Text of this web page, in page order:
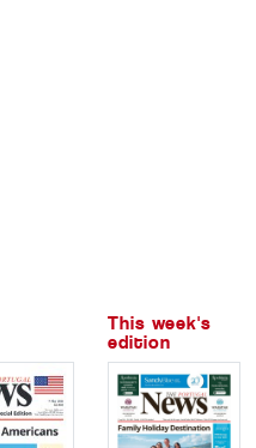
This week's
edition